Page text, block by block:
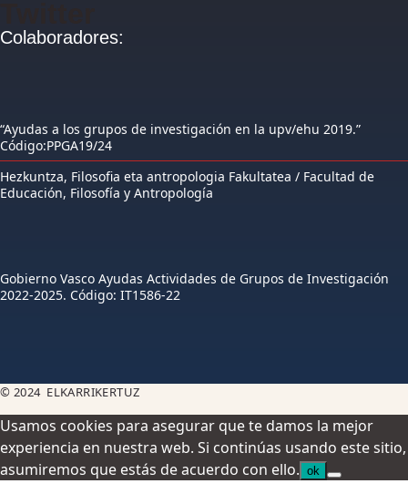
Colaboradores:
“Ayudas a los grupos de investigación en la upv/ehu 2019.”
Código:PPGA19/24
Hezkuntza, Filosofia eta antropologia Fakultatea / Facultad de
Educación, Filosofía y Antropología
Gobierno Vasco Ayudas Actividades de Grupos de Investigación
2022-2025. Código: IT1586-22
© 2024 ELKARRIKERTUZ
Usamos cookies para asegurar que te damos la mejor
experiencia en nuestra web. Si continúas usando este sitio,
asumiremos que estás de acuerdo con ello. ok